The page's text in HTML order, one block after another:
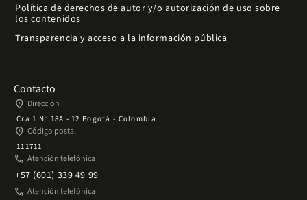
Política de derechos de autor y/o autorización de uso sobre
los contenidos
Transparencia y acceso a la información pública
Contacto
place Dirección
Cra 1 Nº 18A - 12 Bogotá - Colombia
place Código postal
111711
phone Atención telefónica
+57 (601) 339 49 99
phone Atención telefónica